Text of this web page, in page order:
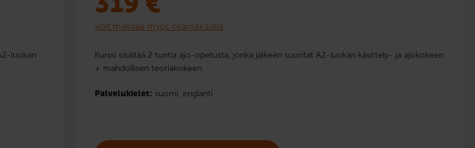
luokan
Voit maksaa myös osamaksulla
Kurssi sisältää 2 tuntia ajo-opetusta, jonka jälkeen suoritat A2-luokan käsittely- ja ajokokeen
+ mahdollisen teoriakokeen.
Palvelukielet: suomi, englanti